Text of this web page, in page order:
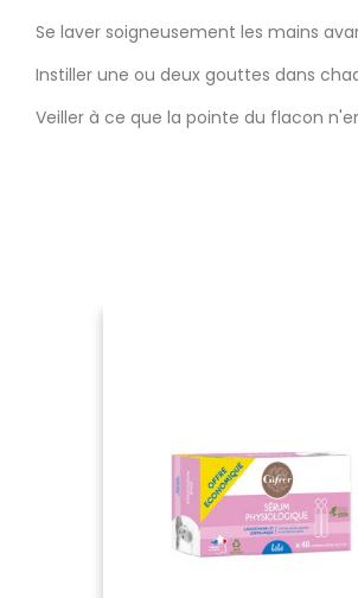
Se laver soigneusement les mains
Instiller une ou deux gouttes dans
Veiller à ce que la pointe du flacon